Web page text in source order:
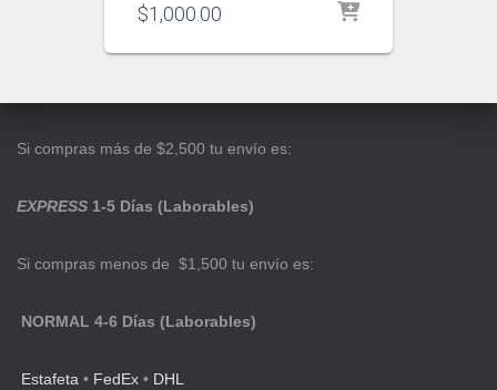
$1,000.00
Si compras más de $2,500 tu envío es:
EXPRESS 1-5 Días (Laborables)
Si compras menos de $1,500 tu envío es:
NORMAL 4-6 Días (Laborables)
Estafeta • FedEx • DHL